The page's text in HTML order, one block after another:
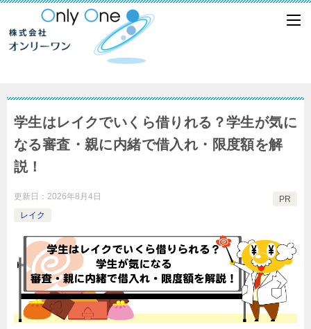
学生はレイクでいくら借りれる？学生が気に
なる審査・親に内緒で借入れ・限度額を解
説！
更新日： 2026年8月4日
レイク
PR